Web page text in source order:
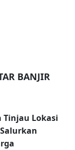
BANJIR
Tinjau Lokasi